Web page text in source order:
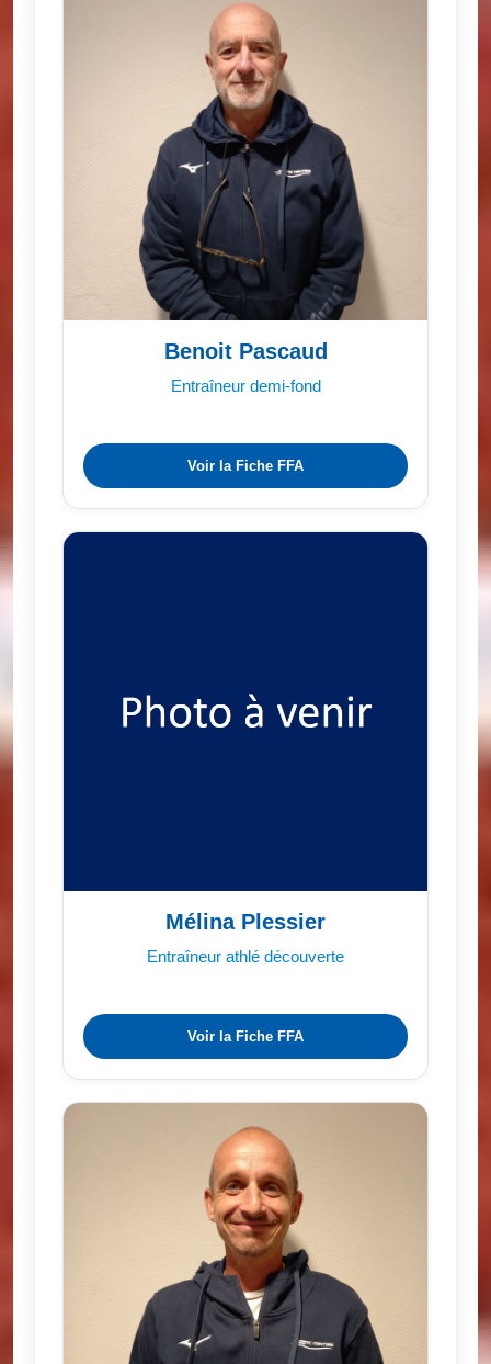
Benoit Pascaud
Entraîneur demi-fond
Voir la Fiche FFA
Mélina Plessier
Entraîneur athlé découverte
Voir la Fiche FFA